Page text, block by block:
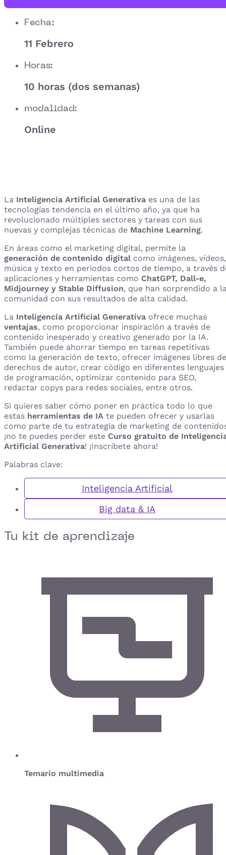
Fecha:
11 Febrero
Horas:
10 horas (dos semanas)
modalidad:
Online
La Inteligencia Artificial Generativa es una de las
tecnologías tendencia en el último año, ya que ha
revolucionado múltiples sectores y tareas con sus
nuevas y complejas técnicas de Machine Learning.
En áreas como el marketing digital, permite la
generación de contenido digital como imágenes, vídeos,
música y texto en periodos cortos de tiempo, a través
aplicaciones y herramientas como ChatGPT, Dall-e,
Midjourney y Stable Diffusion, que han sorprendido a
comunidad con sus resultados de alta calidad.
La Inteligencia Artificial Generativa ofrece muchas
ventajas, como proporcionar inspiración a través de
contenido inesperado y creativo generado por la IA.
También puede ahorrar tiempo en tareas repetitivas
como la generación de texto, ofrecer imágenes libres de
derechos de autor, crear código en diferentes lenguajes
de programación, optimizar contenido para SEO,
redactar copys para redes sociales, entre otros.
Si quieres saber cómo poner en práctica todo lo que
estas herramientas de IA te pueden ofrecer y usarlas
como parte de tu estrategia de marketing de
¡no te puedes perder este Curso gratuito de
Artificial Generativa! ¡Inscríbete ahora!
Palabras clave:
Inteligencia Artificial
Big data & IA
Tu kit de aprendizaje
Temario multimedia